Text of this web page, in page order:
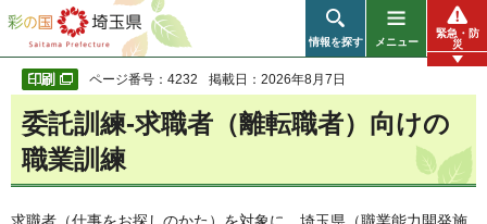
彩の国 埼玉県
情報を探す メニュー
緊急・防
災
ページ番号：4232 掲載日：2026年8月7日
委託訓練-求職者（離転職者）向けの
職業訓練